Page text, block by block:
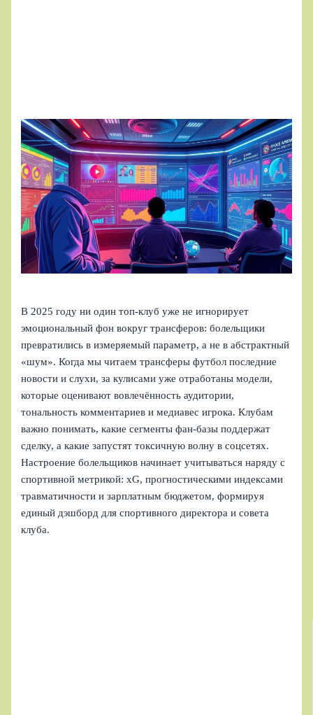
В 2025 году ни один топ‑клуб уже не игнорирует
эмоциональный фон вокруг трансферов: болельщики
превратились в измеряемый параметр, а не в абстрактный
«шум». Когда мы читаем трансферы футбол последние
новости и слухи, за кулисами уже отработаны модели,
которые оценивают вовлечённость аудитории,
тональность комментариев и медиавес игрока. Клубам
важно понимать, какие сегменты фан-базы поддержат
сделку, а какие запустят токсичную волну в соцсетях.
Настроение болельщиков начинает учитываться наряду с
спортивной метрикой: xG, прогностическими индексами
травматичности и зарплатным бюджетом, формируя
единый дэшборд для спортивного директора и совета
клуба.